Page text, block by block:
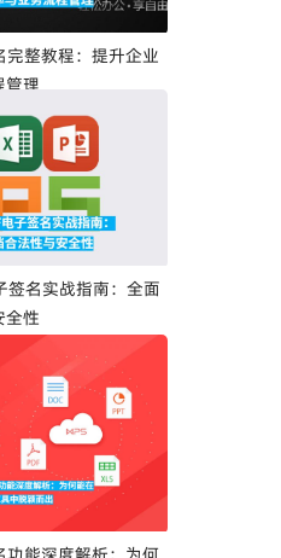
完整教程：提升企业
管理
签名实战指南：全面
全性